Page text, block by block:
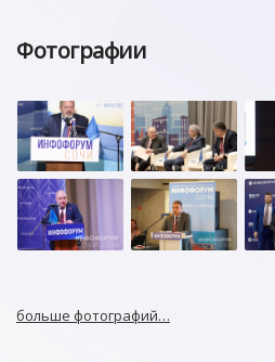
Фотографии
больше фотографий…